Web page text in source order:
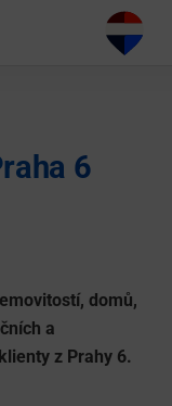
6
domů,
a
z Prahy 6.